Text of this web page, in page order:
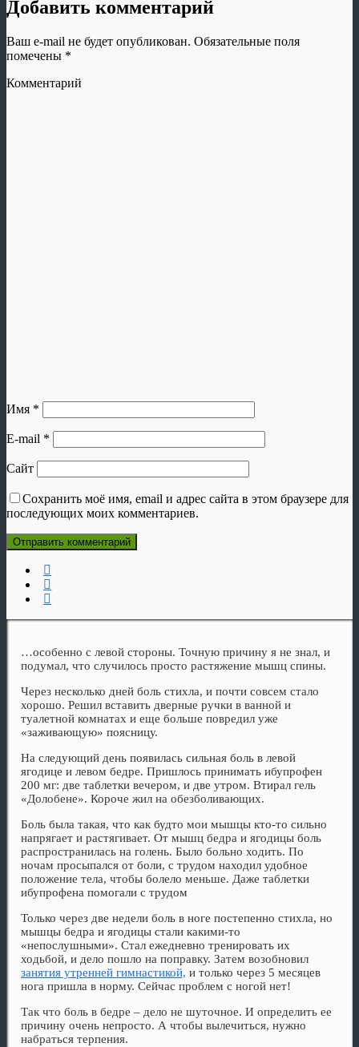
Добавить комментарий
Ваш e-mail не будет опубликован. Обязательные поля
помечены *
Комментарий
Имя *
E-mail *
Сайт
Сохранить моё имя, email и адрес сайта в этом браузере для
последующих моих комментариев.
…особенно с левой стороны. Точную причину я не знал, и
подумал, что случилось просто растяжение мышц спины.
Через несколько дней боль стихла, и почти совсем стало
хорошо. Решил вставить дверные ручки в ванной и
туалетной комнатах и еще больше повредил уже
«заживающую» поясницу.
На следующий день появилась сильная боль в левой
ягодице и левом бедре. Пришлось принимать ибупрофен
200 мг: две таблетки вечером, и две утром. Втирал гель
«Долобене». Короче жил на обезболивающих.
Боль была такая, что как будто мои мышцы кто-то сильно
напрягает и растягивает. От мышц бедра и ягодицы боль
распространилась на голень. Было больно ходить. По
ночам просыпался от боли, с трудом находил удобное
положение тела, чтобы болело меньше. Даже таблетки
ибупрофена помогали с трудом
Только через две недели боль в ноге постепенно стихла, но
мышцы бедра и ягодицы стали какими-то
«непослушными». Стал ежедневно тренировать их
ходьбой, и дело пошло на поправку. Затем возобновил
занятия утренней гимнастикой, и только через 5 месяцев
нога пришла в норму. Сейчас проблем с ногой нет!
Так что боль в бедре – дело не шуточное. И определить ее
причину очень непросто. А чтобы вылечиться, нужно
набраться терпения.